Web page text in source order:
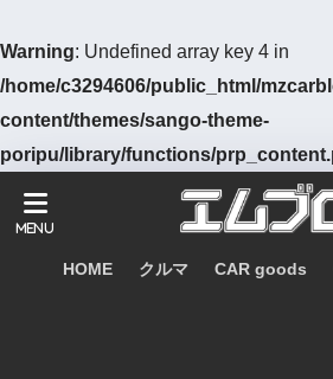
Warning: Undefined array key 4 in
/home/c3294606/public_html/
content/themes/sango-theme-
poripu/library/functions/
HOME クルマ CAR goods